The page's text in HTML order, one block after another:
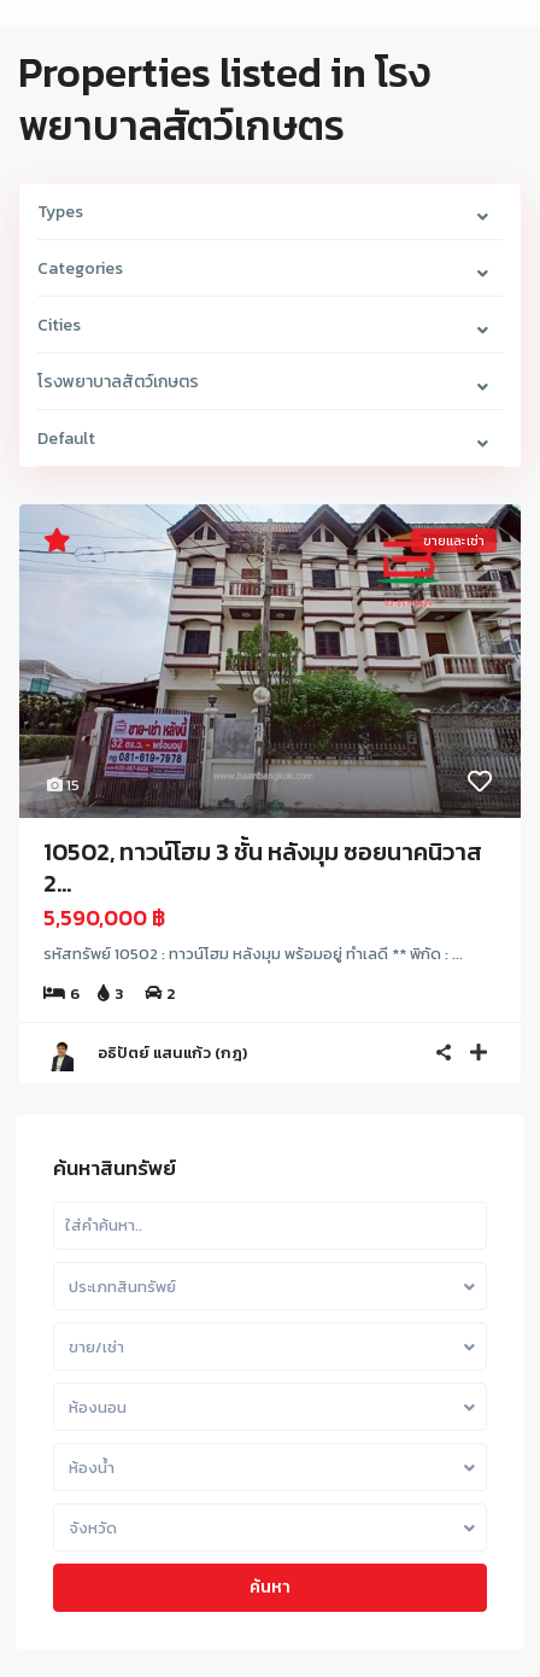
Properties listed in โรง
พยาบาลสัตว์เกษตร
Types
Categories
Cities
โรงพยาบาลสัตว์เกษตร
Default
15
ขายและเช่า
10502, ทาวน์โฮม 3 ชั้น หลังมุม ซอยนาคนิวาส
2...
5,590,000 ฿
รหัสทรัพย์ 10502 : ทาวน์โฮม หลังมุม พร้อมอยู่ ทำเลดี ** พิกัด : ...
6
3 2
อธิปัตย์ แสนแก้ว (กฎ)
ค้นหาสินทรัพย์
ประเภทสินทรัพย์
ขาย/เช่า
ห้องนอน
ห้องน้ำ
จังหวัด
ค้นหา